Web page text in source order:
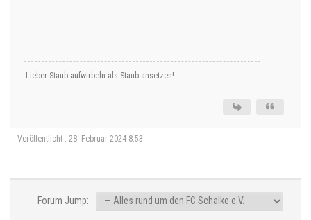
Lieber Staub aufwirbeln als Staub ansetzen!
Veröffentlicht : 28. Februar 2024 8:53
Forum Jump: